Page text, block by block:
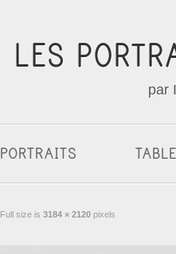
LES
par
PORTRAITS
Full size is 3184 × 2120 pixels